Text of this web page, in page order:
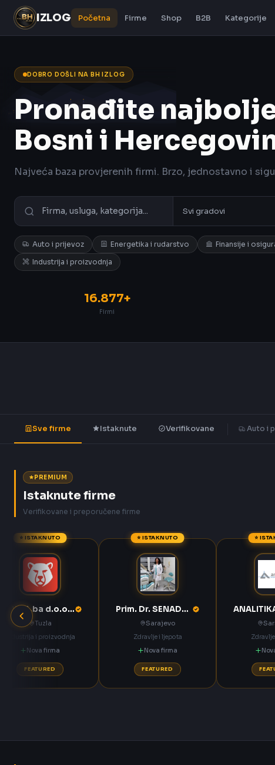
IZLOG Početna Firme Shop B2B Kategorije
DOBRO DOŠLI NA BH IZLOG
Pronađite
Bosni i
Najveća baza provjerenih firmi. Brzo, jednostavno i
Auto i prijevoz Energetika i rudarstvo Finansije i
Industrija i proizvodnja
16.877+
Firmi
Sve firme Istaknute Verifikovane Auto i
PREMIUM
Istaknute firme
Verifikovane i preporučene firme
⭐ ISTAKNUTO
ANNOA.ba d.o.o. Tuzla
Tuzla
Industrija i proizvodnja
Nova firma
FEATURED
⭐ ISTAKNUTO
Prim. Dr. SENADETA OMERBAŠIĆ STOMATOLOŠKA ORDINACIJA
Sarajevo
Zdravlje i ljepota
Nova firma
FEATURED
⭐